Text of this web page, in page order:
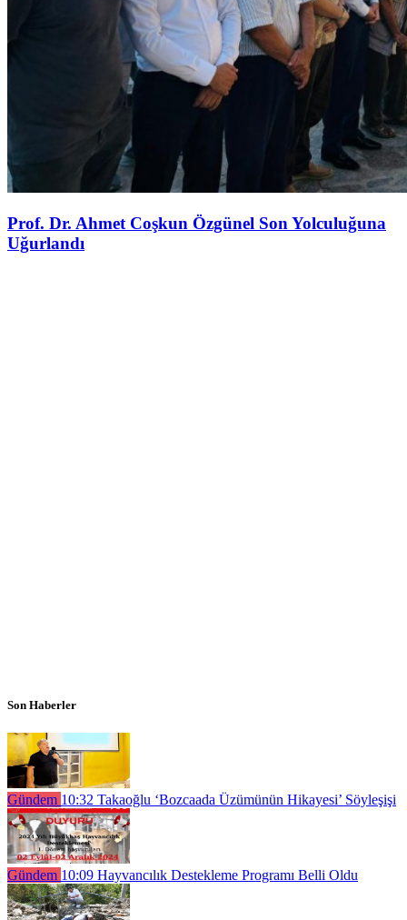
Prof. Dr. Ahmet Coşkun Özgünel Son Yolculuğuna
Uğurlandı
Son Haberler
Gündem 10:32 Takaoğlu ‘Bozcaada Üzümünün Hikayesi’ Söyleşişi
Gündem 10:09 Hayvancılık Destekleme Programı Belli Oldu